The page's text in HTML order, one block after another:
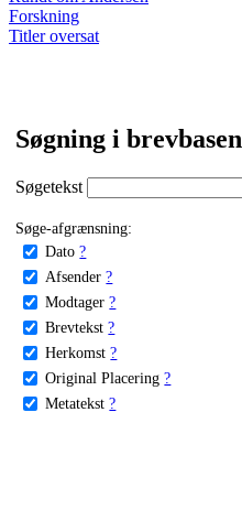
Forskning
Titler oversat
Søgning i brevbasen
Søgetekst
Søge-afgrænsning:
Dato ?
Afsender ?
Modtager ?
Brevtekst ?
Herkomst ?
Original Placering ?
Metatekst ?